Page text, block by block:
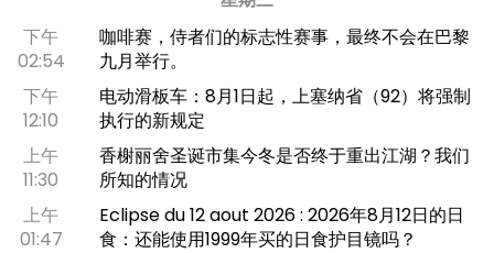
下午
02:54
咖啡赛，侍者们的标志性赛事，最终不会在巴黎
九月举行。
下午
12:10
电动滑板车：8月1日起，上塞纳省（92）将强制
执行的新规定
上午
11:30
香榭丽舍圣诞市集今冬是否终于重出江湖？我们
所知的情况
上午
01:47
Eclipse du 12 aout 2026 : 2026年8月12日的日
食：还能使用1999年买的日食护目镜吗？